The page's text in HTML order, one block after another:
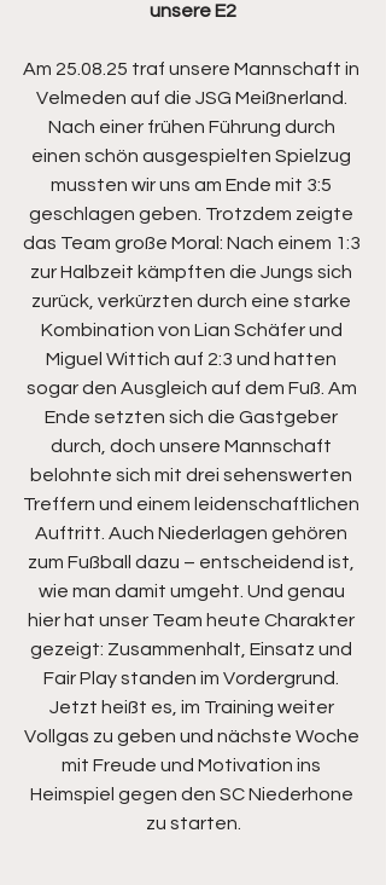
unsere E2
Am 25.08.25 traf unsere Mannschaft in
Velmeden auf die JSG Meißnerland.
Nach einer frühen Führung durch
einen schön ausgespielten Spielzug
mussten wir uns am Ende mit 3:5
geschlagen geben. Trotzdem zeigte
das Team große Moral: Nach einem 1:3
zur Halbzeit kämpften die Jungs sich
zurück, verkürzten durch eine starke
Kombination von Lian Schäfer und
Miguel Wittich auf 2:3 und hatten
sogar den Ausgleich auf dem Fuß. Am
Ende setzten sich die Gastgeber
durch, doch unsere Mannschaft
belohnte sich mit drei sehenswerten
Treffern und einem leidenschaftlichen
Auftritt. Auch Niederlagen gehören
zum Fußball dazu – entscheidend ist,
wie man damit umgeht. Und genau
hier hat unser Team heute Charakter
gezeigt: Zusammenhalt, Einsatz und
Fair Play standen im Vordergrund.
Jetzt heißt es, im Training weiter
Vollgas zu geben und nächste Woche
mit Freude und Motivation ins
Heimspiel gegen den SC Niederhone
zu starten.